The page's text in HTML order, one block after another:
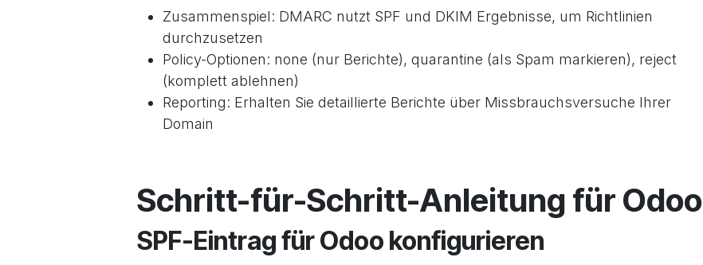
Zusammenspiel: DMARC nutzt SPF und DKIM Ergebnisse, um Richtlinien
durchzusetzen
Policy-Optionen: none (nur Berichte), quarantine (als Spam markieren), reject
(komplett ablehnen)
Reporting: Erhalten Sie detaillierte Berichte über Missbrauchsversuche Ihrer
Domain
Schritt-für-Schritt-Anleitung für Odoo
SPF-Eintrag für Odoo konfigurieren